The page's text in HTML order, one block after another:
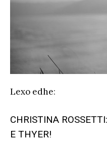
Lexo edhe:
CHRISTINA
E THYER!